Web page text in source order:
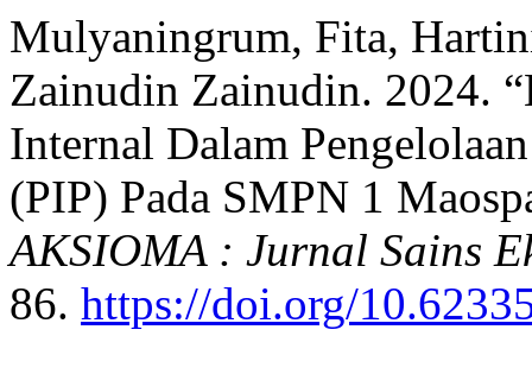
Mulyaningrum, Fita,
Zainudin Zainudin. 2024.
Internal Dalam
(PIP) Pada SMPN 1
AKSIOMA : Jurnal Sains
86. https://doi.org/